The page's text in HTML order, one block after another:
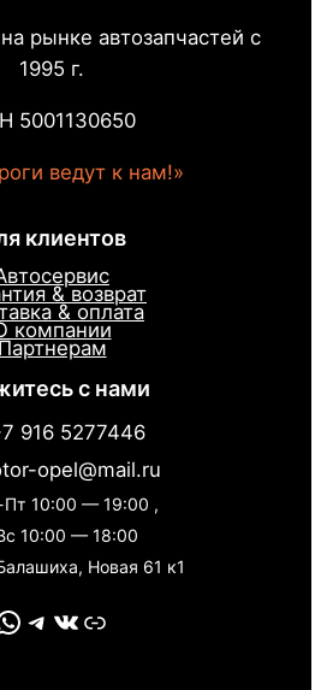
рынке автозапчастей с
1995 г.
5001130650
ведут к нам!»
клиентов
& возврат
& оплата
компании
с нами
916 5277446
opel@mail.ru
10:00 — 19:00 ,
10:00 — 18:00
Новая 61 к1
Telegram VK Link